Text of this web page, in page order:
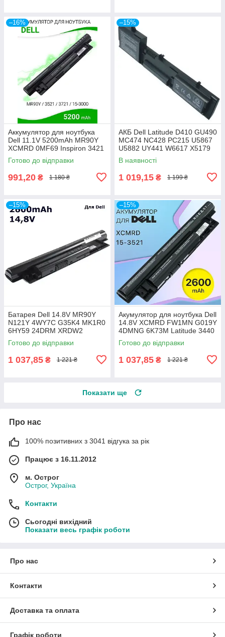
–16%
Аккумулятор для ноутбука
Dell 11.1V 5200mAh MR90Y
XCMRD 0MF69 Inspiron 3421
3721 5421 3521 5521 5537
15-3521
Готово до відправки
991,20 ₴ 1 180 ₴
–15%
АКБ Dell Latitude D410 GU490
MC474 NC428 PC215 U5867
U5882 UY441 W6617 X5179
X5308 X5332 Y5179 Y5180
Y6142
В наявності
1 019,15 ₴ 1 199 ₴
–15%
Батарея Dell 14.8V MR90Y
N121Y 4WY7C G35K4 MK1R0
6HY59 24DRM XRDW2
Inspiron 3421 3437 3521 3537
3721 5421 5521
Готово до відправки
1 037,85 ₴ 1 221 ₴
–15%
Акумулятор для ноутбука Dell
14.8V XCMRD FW1MN G019Y
4DMNG 6K73M Latitude 3440
3540 E3440 Vostro 2421 2521
Готово до відправки
1 037,85 ₴ 1 221 ₴
Показати ще
Про нас
100% позитивних з 3041 відгука за рік
Працює з 16.11.2012
м. Острог
Острог, Україна
Контакти
Сьогодні вихідний
Показати весь графік роботи
Про нас
Контакти
Доставка та оплата
Графік роботи